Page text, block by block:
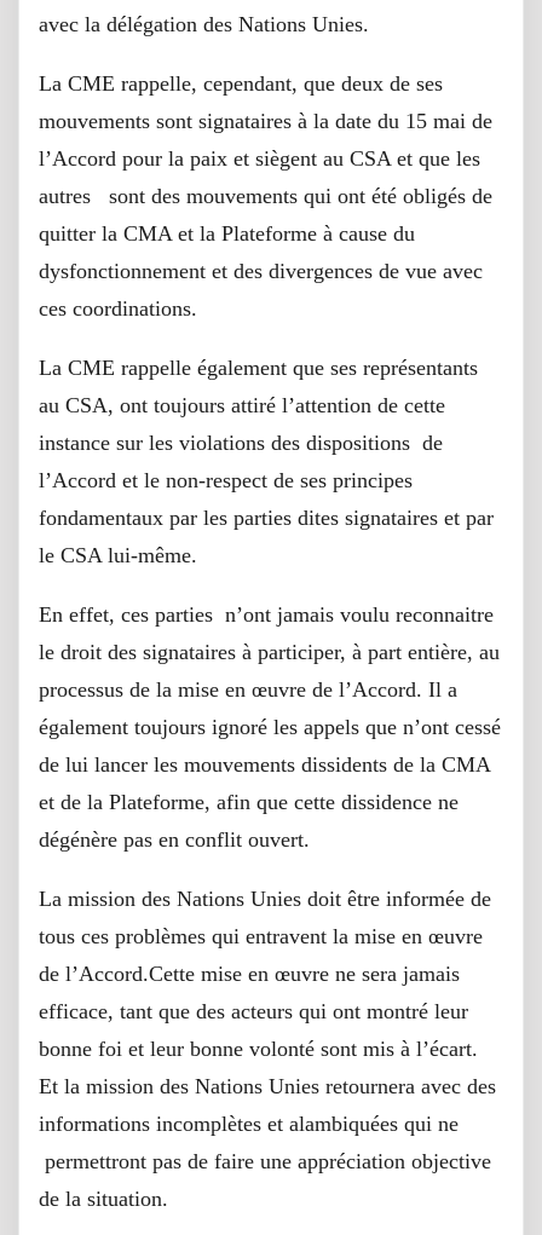
avec la délégation des Nations Unies.
La CME rappelle, cependant, que deux de ses
mouvements sont signataires à la date du 15 mai de
l’Accord pour la paix et siègent au CSA et que les
autres sont des mouvements qui ont été obligés de
quitter la CMA et la Plateforme à cause du
dysfonctionnement et des divergences de vue avec
ces coordinations.
La CME rappelle également que ses représentants
au CSA, ont toujours attiré l’attention de cette
instance sur les violations des dispositions de
l’Accord et le non-respect de ses principes
fondamentaux par les parties dites signataires et par
le CSA lui-même.
En effet, ces parties n’ont jamais voulu reconnaitre
le droit des signataires à participer, à part entière, au
processus de la mise en œuvre de l’Accord. Il a
également toujours ignoré les appels que n’ont cessé
de lui lancer les mouvements dissidents de la CMA
et de la Plateforme, afin que cette dissidence ne
dégénère pas en conflit ouvert.
La mission des Nations Unies doit être informée de
tous ces problèmes qui entravent la mise en œuvre
de l’Accord.Cette mise en œuvre ne sera jamais
efficace, tant que des acteurs qui ont montré leur
bonne foi et leur bonne volonté sont mis à l’écart.
Et la mission des Nations Unies retournera avec des
informations incomplètes et alambiquées qui ne
permettront pas de faire une appréciation objective
de la situation.